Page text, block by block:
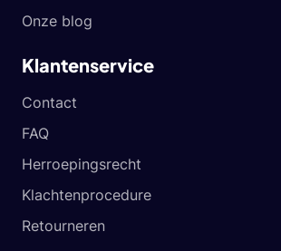
Onze blog
Klantenservice
Contact
FAQ
Herroepingsrecht
Klachtenprocedure
Retourneren